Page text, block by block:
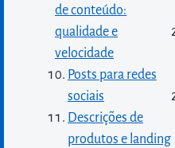
de conteúdo:
qualidade e
velocidade
Posts para redes
sociais
Descrições de
produtos e landing